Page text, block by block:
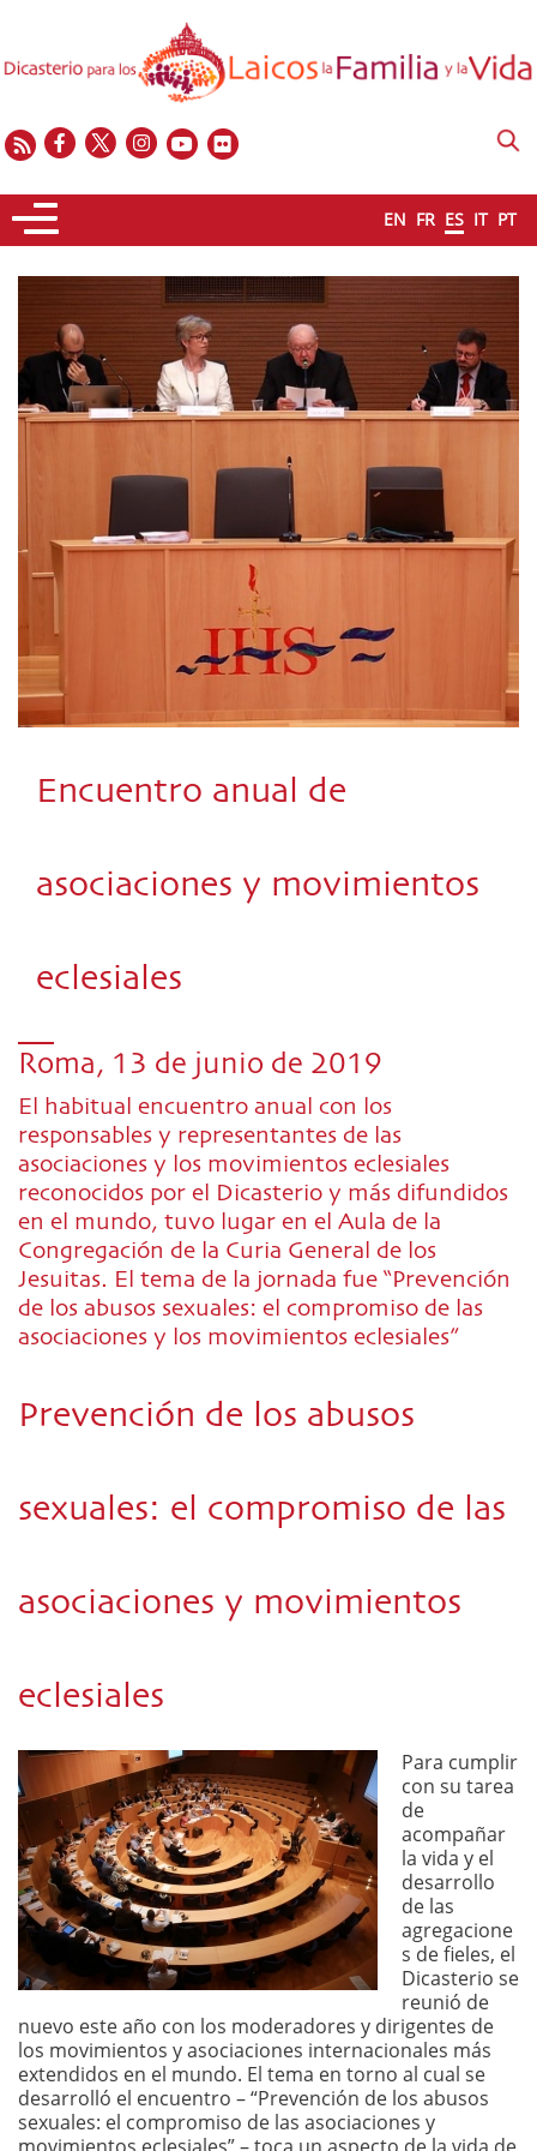
EN FR ES IT PT
Encuentro anual de
asociaciones y movimientos
eclesiales
Roma, 13 de junio de 2019
El habitual encuentro anual con los
responsables y representantes de las
asociaciones y los movimientos eclesiales
reconocidos por el Dicasterio y más difundidos
en el mundo, tuvo lugar en el Aula de la
Congregación de la Curia General de los
Jesuitas. El tema de la jornada fue “Prevención
de los abusos sexuales: el compromiso de las
asociaciones y los movimientos eclesiales”
Prevención de los abusos
sexuales: el compromiso de las
asociaciones y movimientos
eclesiales
Para cumplir
con su tarea
de
acompañar
la vida y el
desarrollo
de las
agregacione
s de fieles, el
Dicasterio se
reunió de
nuevo este año con los moderadores y dirigentes de
los movimientos y asociaciones internacionales más
extendidos en el mundo. El tema en torno al cual se
desarrolló el encuentro – “Prevención de los abusos
sexuales: el compromiso de las asociaciones y